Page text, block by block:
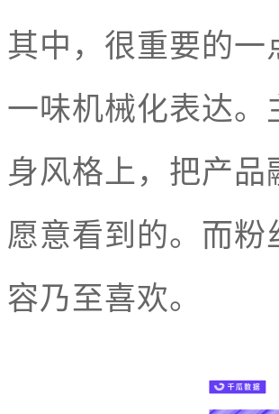
其中，很重要的一
一味机械化表达
身风格上，把产品
愿意看到的。而
容乃至喜欢。